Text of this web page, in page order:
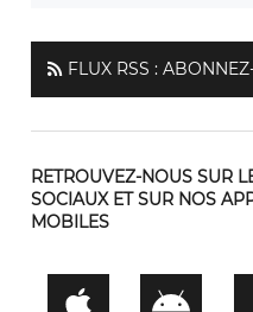
FLUX RSS :
RETROUVEZ-NOUS SUR
SOCIAUX ET SUR NOS
MOBILES